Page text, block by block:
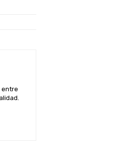
entre